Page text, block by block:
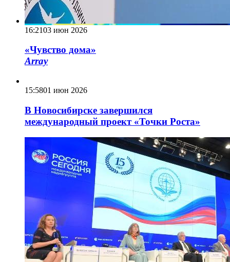
16:2103 июн 2026
«Чувство дома»
Array
15:5801 июн 2026
В Новосибирске завершился
международный проект «Точки Роста»